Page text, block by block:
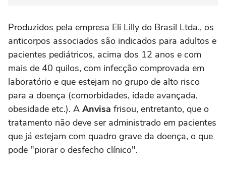
Produzidos pela empresa Eli Lilly do Brasil Ltda., os
anticorpos associados são indicados para adultos e
pacientes pediátricos, acima dos 12 anos e com
mais de 40 quilos, com infecção comprovada em
laboratório e que estejam no grupo de alto risco
para a doença (comorbidades, idade avançada,
obesidade etc.). A Anvisa frisou, entretanto, que o
tratamento não deve ser administrado em pacientes
que já estejam com quadro grave da doença, o que
pode "piorar o desfecho clínico".